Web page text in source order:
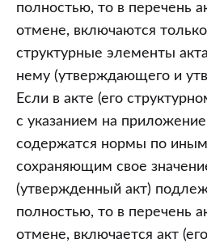
полностью, то в перечень
отмене, включаются
структурные элементы
нему (утверждающего и
Если в акте (его
с указанием на
содержатся нормы по
сохраняющим свое
(утвержденный акт)
полностью, то в перечень
отмене, включается акт